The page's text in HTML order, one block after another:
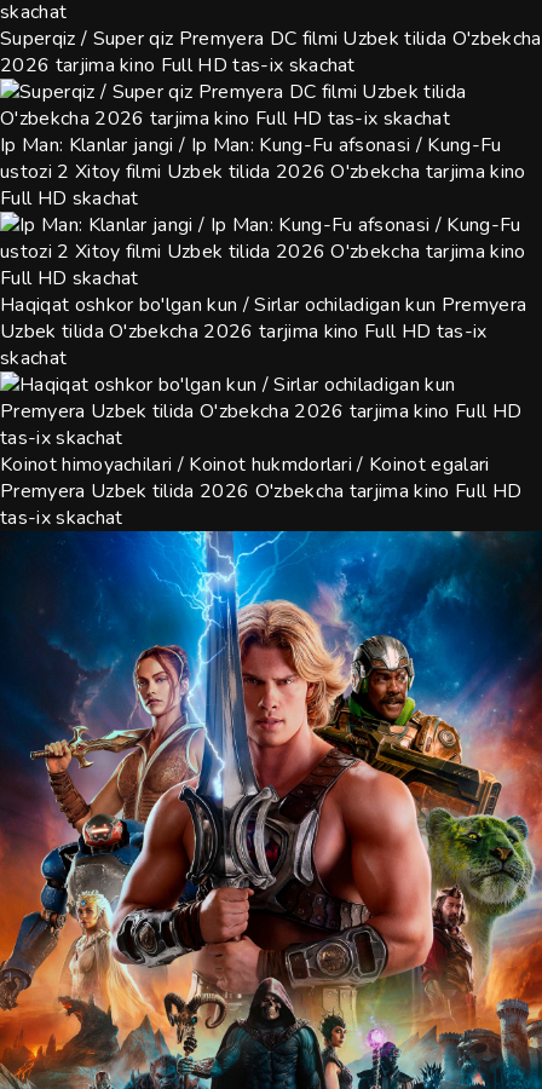
Superqiz / Super qiz Premyera DC filmi Uzbek tilida O'zbekcha
2026 tarjima kino Full HD tas-ix skachat
Ip Man: Klanlar jangi / Ip Man: Kung-Fu afsonasi / Kung-Fu
ustozi 2 Xitoy filmi Uzbek tilida 2026 O'zbekcha tarjima kino
Full HD skachat
Haqiqat oshkor bo'lgan kun / Sirlar ochiladigan kun Premyera
Uzbek tilida O'zbekcha 2026 tarjima kino Full HD tas-ix
skachat
Koinot himoyachilari / Koinot hukmdorlari / Koinot egalari
Premyera Uzbek tilida 2026 O'zbekcha tarjima kino Full HD
tas-ix skachat